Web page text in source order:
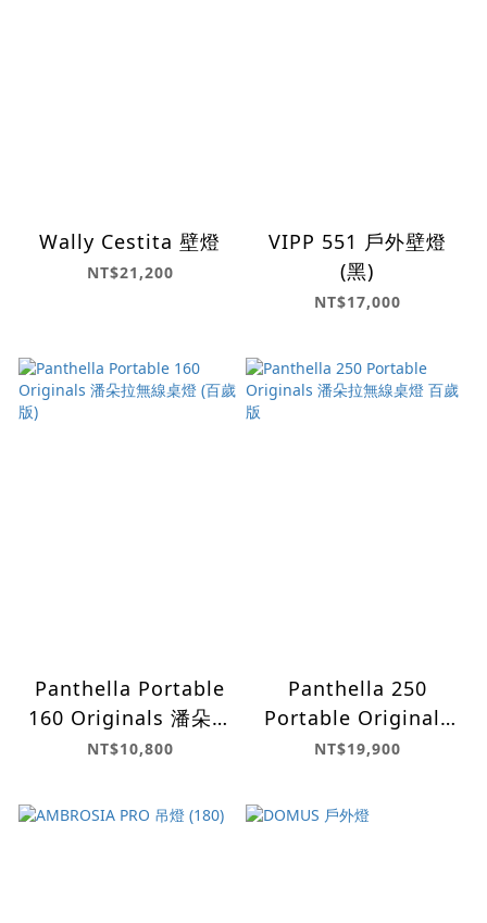
Wally Cestita 壁燈
NT$21,200
VIPP 551 戶外壁燈
(黑)
NT$17,000
Panthella Portable
160 Originals 潘朵拉
無線桌燈 (百歲版)
NT$10,800
Panthella 250
Portable Originals
潘朵拉無線桌燈 百歲
NT$19,900